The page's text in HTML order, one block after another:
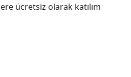
ücretsiz olarak katılım